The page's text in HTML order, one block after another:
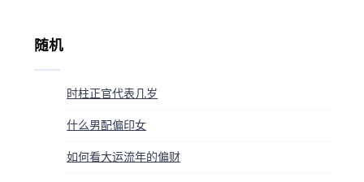
随机
时柱正官代表几岁
什么男配偏印女
如何看大运流年的偏财